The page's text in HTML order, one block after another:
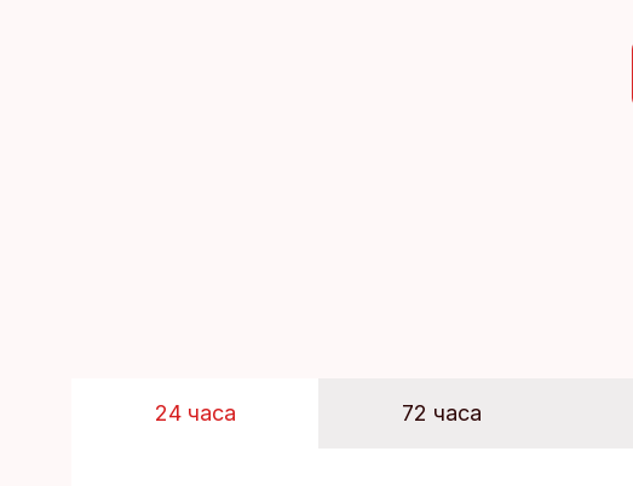
24 часа 72 часа